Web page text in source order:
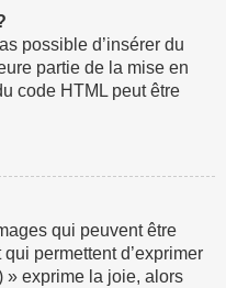
possible d’insérer du
partie de la mise en
code HTML peut être
qui peuvent être
permettent d’exprimer
» exprime la joie, alors